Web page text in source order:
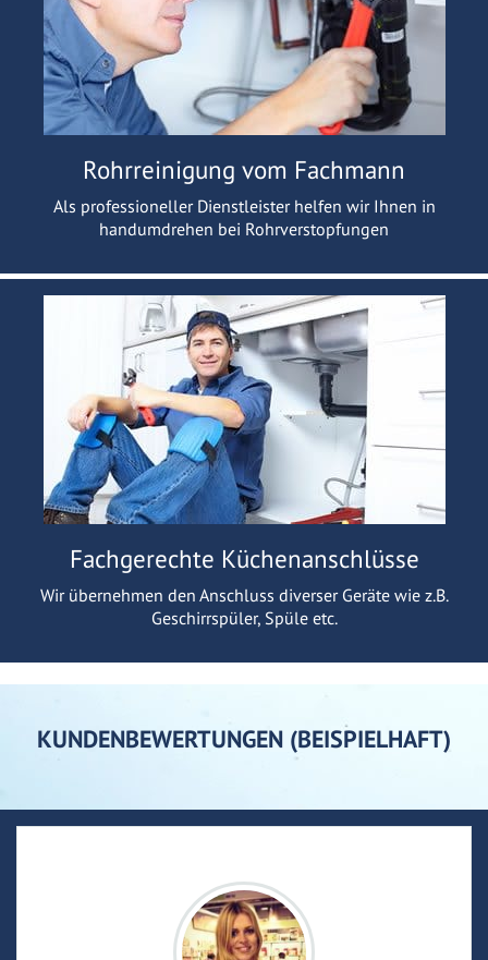
Rohrreinigung vom Fachmann
Als professioneller Dienstleister helfen wir Ihnen in
handumdrehen bei Rohrverstopfungen
Fachgerechte Küchenanschlüsse
Wir übernehmen den Anschluss diverser Geräte wie z.B.
Geschirrspüler, Spüle etc.
KUNDENBEWERTUNGEN (BEISPIELHAFT)